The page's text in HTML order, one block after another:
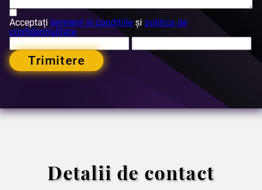
Acceptați termenii și condițiile și politica de
confidențialitate
Trimitere
Detalii de contact